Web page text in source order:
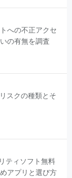
への不正アクセ
の有無を調査
スクの種類とそ
ティソフト無料
アプリと選び方